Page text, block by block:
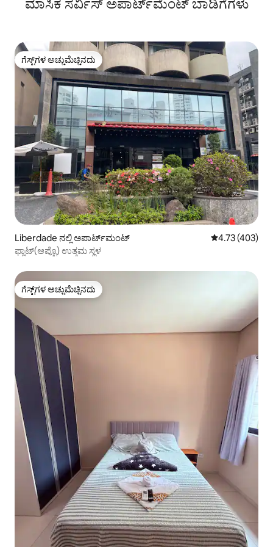
ಮಾಸಿಕ ಸರ್ವಿಸ್ ಅಪಾರ್ಟ್‌ಮೆಂಟ್ ಬಾಡಿಗೆಗಳು
ಗೆಸ್ಟ್‌ಗಳ ಅಚ್ಚುಮೆಚ್ಚಿನದು
ಗೆಸ್ಟ್‌ಗಳ ಅಚ್ಚುಮೆಚ್ಚಿನದು
Liberdade ನಲ್ಲಿ ಅಪಾರ್ಟ್‌ಮಂಟ್ 5 ರಲ್ಲಿ 4.73
4.73 (403)
ಫ್ಲಾಟ್(ಆಪ್ಟೊ) ಉತ್ತಮ ಸ್ಥಳ
ಗೆಸ್ಟ್‌ಗಳ ಅಚ್ಚುಮೆಚ್ಚಿನದು
ಗೆಸ್ಟ್‌ಗಳ ಅಚ್ಚುಮೆಚ್ಚಿನದು